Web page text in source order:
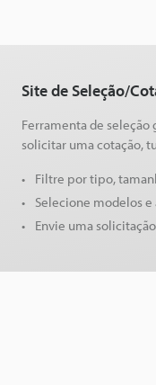
Site de Seleção/
Ferramenta de
solicitar uma cotação,
Filtre por tipo,
Selecione modelos
Envie uma